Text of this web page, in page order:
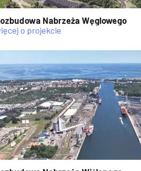
Nabrzeża Węglowego
o projekcie